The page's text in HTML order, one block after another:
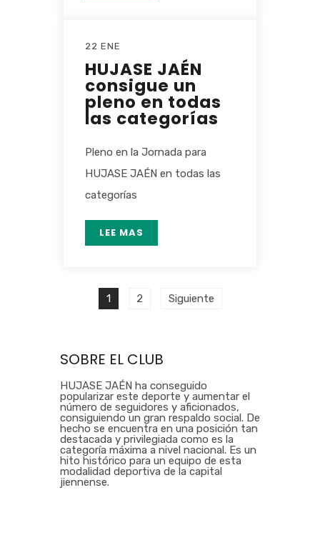
22 ENE
HUJASE JAÉN
consigue un
pleno en todas
las categorías
Pleno en la Jornada para
HUJASE JAÉN en todas las
categorías
LEE MAS
1 2 Siguiente
SOBRE EL CLUB
HUJASE JAÉN ha conseguido
popularizar este deporte y aumentar el
número de seguidores y aficionados,
consiguiendo un gran respaldo social. De
hecho se encuentra en una posición tan
destacada y privilegiada como es la
categoría máxima a nivel nacional. Es un
hito histórico para un equipo de esta
modalidad deportiva de la capital
jiennense.